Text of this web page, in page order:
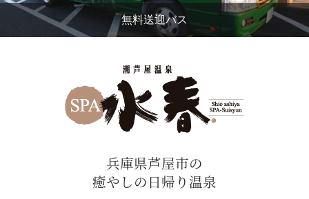
無料送迎バス
兵庫県芦屋市の
癒やしの日帰り温泉